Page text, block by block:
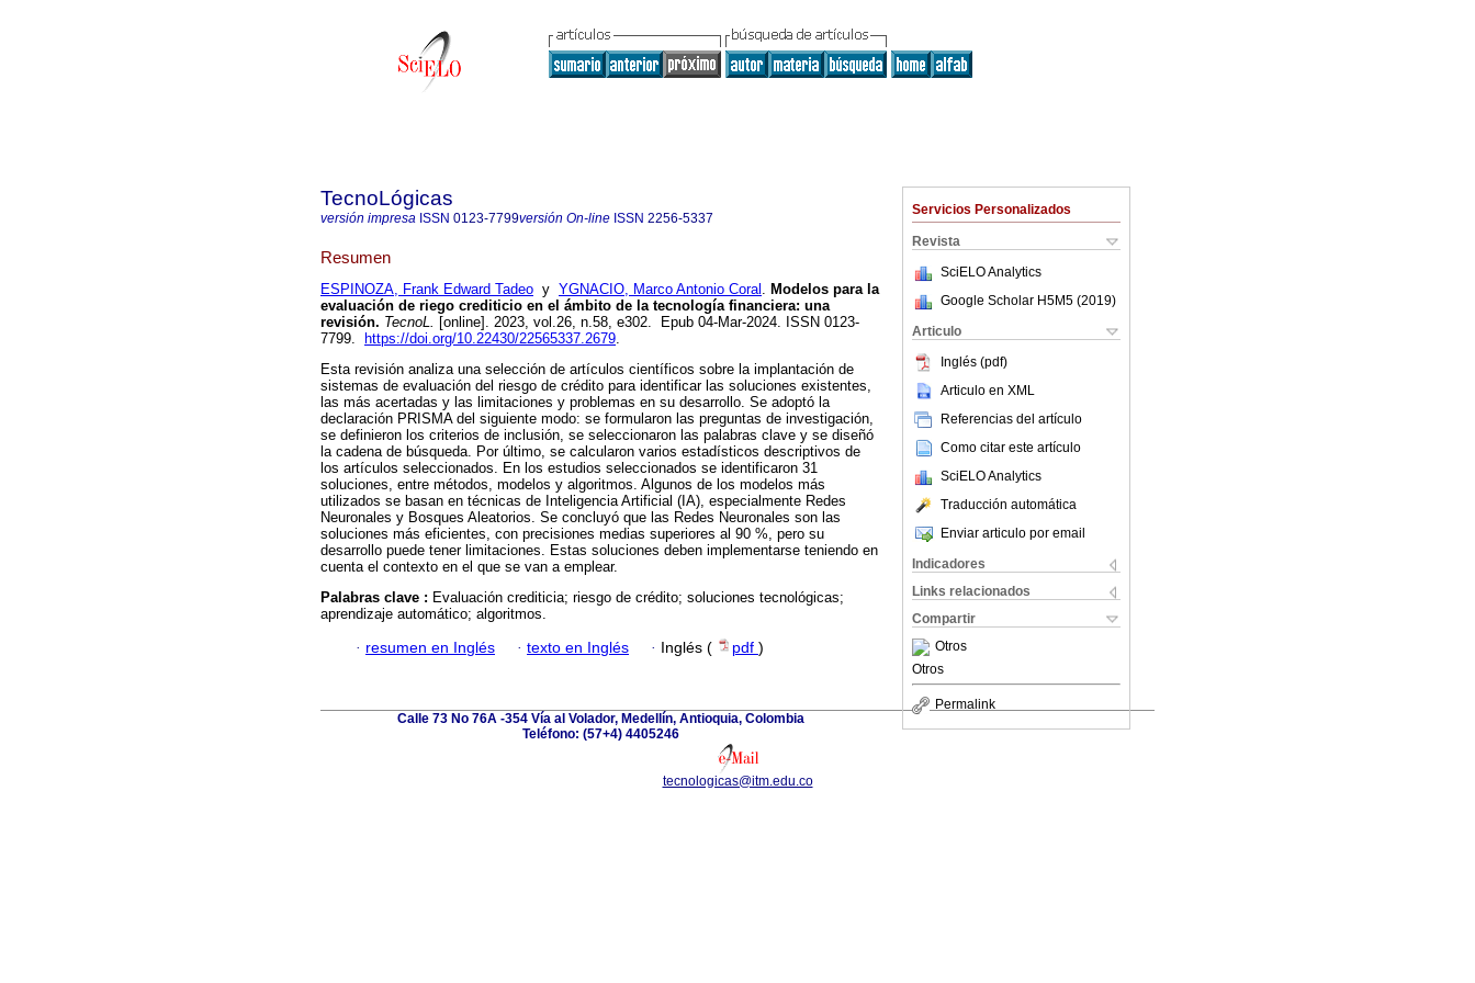
Servicios Personalizados
Revista
SciELO Analytics
Google Scholar H5M5 (2019)
Articulo
Inglés (pdf)
Articulo en XML
Referencias del artículo
Como citar este artículo
SciELO Analytics
Traducción automática
Enviar articulo por email
Indicadores
Links relacionados
Compartir
Otros
Otros
Permalink
TecnoLógicas
versión impresa ISSN 0123-7799versión On-line ISSN 2256-5337
Resumen
ESPINOZA, Frank Edward Tadeo y YGNACIO, Marco Antonio Coral . Modelos para la
evaluación de riego crediticio en el ámbito de la tecnología financiera: una
revisión. TecnoL. [online]. 2023, vol.26, n.58, e302. Epub 04-Mar-2024. ISSN 0123-
7799.
https://doi.org/10.22430/22565337.2679.
Esta revisión analiza una selección de artículos científicos sobre la implantación de
sistemas de evaluación del riesgo de crédito para identificar las soluciones existentes,
las más acertadas y las limitaciones y problemas en su desarrollo. Se adoptó la
declaración PRISMA del siguiente modo: se formularon las preguntas de investigación,
se definieron los criterios de inclusión, se seleccionaron las palabras clave y se diseñó
la cadena de búsqueda. Por último, se calcularon varios estadísticos descriptivos de
los artículos seleccionados. En los estudios seleccionados se identificaron 31
soluciones, entre métodos, modelos y algoritmos. Algunos de los modelos más
utilizados se basan en técnicas de Inteligencia Artificial (IA), especialmente Redes
Neuronales y Bosques Aleatorios. Se concluyó que las Redes Neuronales son las
soluciones más eficientes, con precisiones medias superiores al 90 %, pero su
desarrollo puede tener limitaciones. Estas soluciones deben implementarse teniendo en
cuenta el contexto en el que se van a emplear.
Palabras clave : Evaluación crediticia; riesgo de crédito; soluciones tecnológicas;
aprendizaje automático; algoritmos.
· resumen en Inglés · texto en Inglés · Inglés ( pdf )
Calle 73 No 76A -354 Vía al Volador, Medellín, Antioquia, Colombia
Teléfono: (57+4) 4405246
tecnologicas@itm.edu.co